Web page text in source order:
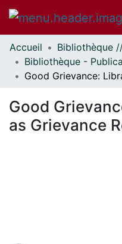
Communautés
et collections
Parcourir
À propos
Accueil
Bibliothèque
Good
as Grievance